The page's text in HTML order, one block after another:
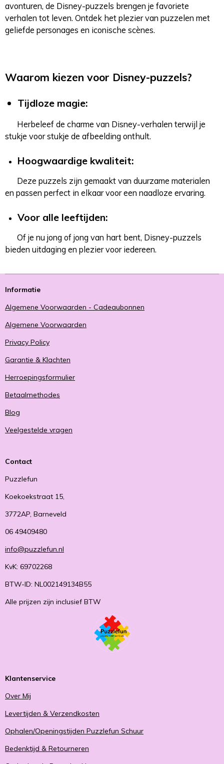
avonturen, de Disney-puzzels brengen je favoriete
verhalen tot leven. Ontdek het plezier van puzzelen met
geliefde personages en iconische scènes.
Waarom kiezen voor Disney-puzzels?
Tijdloze magie:
Herbeleef de charme van Disney-verhalen terwijl je
stukje voor stukje de afbeelding onthult.
Hoogwaardige kwaliteit:
Deze puzzels zijn gemaakt van duurzame materialen
en passen perfect in elkaar voor een naadloze ervaring.
Voor alle leeftijden:
Of je nu jong of jong van hart bent, Disney-puzzels
bieden uitdaging en plezier voor iedereen.
Informatie
Algemene Voorwaarden - Cadeaubonnen
Algemene Voorwaarden
Privacy Policy
Garantie & Klachten
Herroepingsformulier
Betaalmethodes
Blog
Veelgestelde vragen
Contact
Puzzlefun
Koekoekstraat 15,
3772AP, Barneveld
06 49409480
info@puzzlefun.nl
KvK: 69702268
BTW-ID: NL002149134B55
Alle prijzen zijn inclusief BTW
Klantenservice
Over Mij
Levertijden & Verzendkosten
Ophalen/Openingstijden Puzzlefun Schuur
Bedenktijd & Retourneren